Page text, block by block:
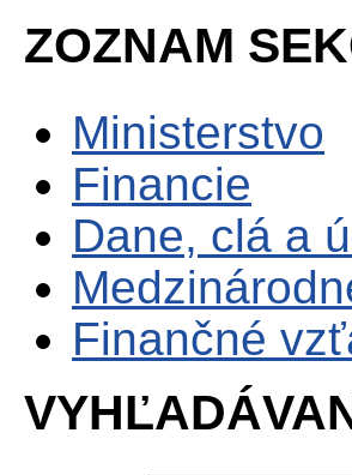
ZOZNAM
Ministerstvo
Financie
Dane, clá a
Finančné